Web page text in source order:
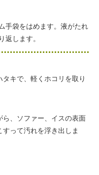
手袋をはめます。液がたれ
返します。
キで、軽くホコリを取り
、ソファー、イスの表面
って汚れを浮き出しま